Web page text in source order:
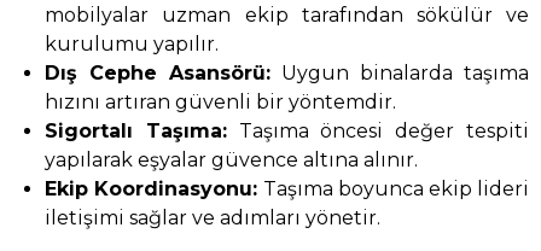
mobilyalar uzman ekip tarafından sökülür ve
kurulumu yapılır.
Dış Cephe Asansörü: Uygun binalarda taşıma
hızını artıran güvenli bir yöntemdir.
Sigortalı Taşıma:Taşıma öncesi değer tespiti
yapılarak eşyalar güvence altına alınır.
Ekip Koordinasyonu: Taşıma boyunca ekip lideri
iletişimi sağlar ve adımları yönetir.